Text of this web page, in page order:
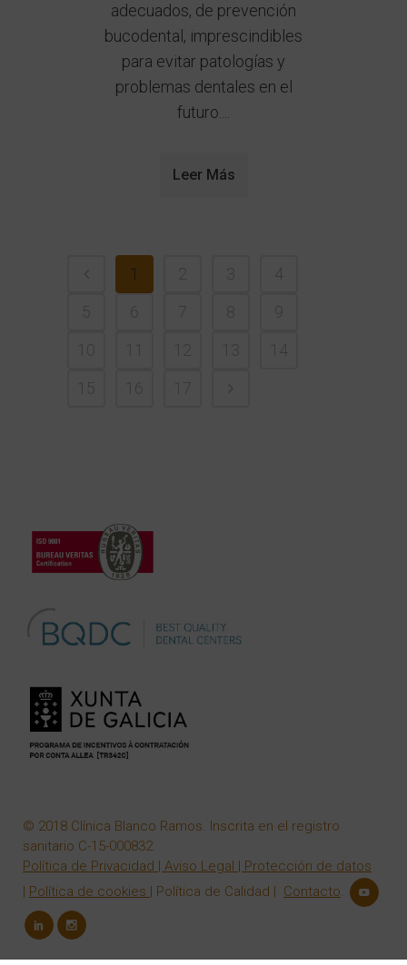
adecuados, de prevención
bucodental, imprescindibles
para evitar patologías y
problemas dentales en el
futuro....
Leer Más
1
© 2018 Clínica Blanco Ramos. Inscrita en el registro
sanitario C-15-000832
Política de Privacidad | Aviso Legal | Protección de datos
| Política de cookies | Política de Calidad | Contacto.